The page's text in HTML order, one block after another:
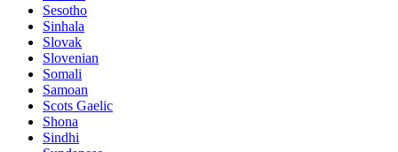
Sesotho
Sinhala
Slovak
Slovenian
Somali
Samoan
Scots Gaelic
Shona
Sindhi